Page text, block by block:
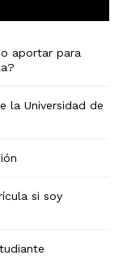
aportar para
la Universidad de
si soy